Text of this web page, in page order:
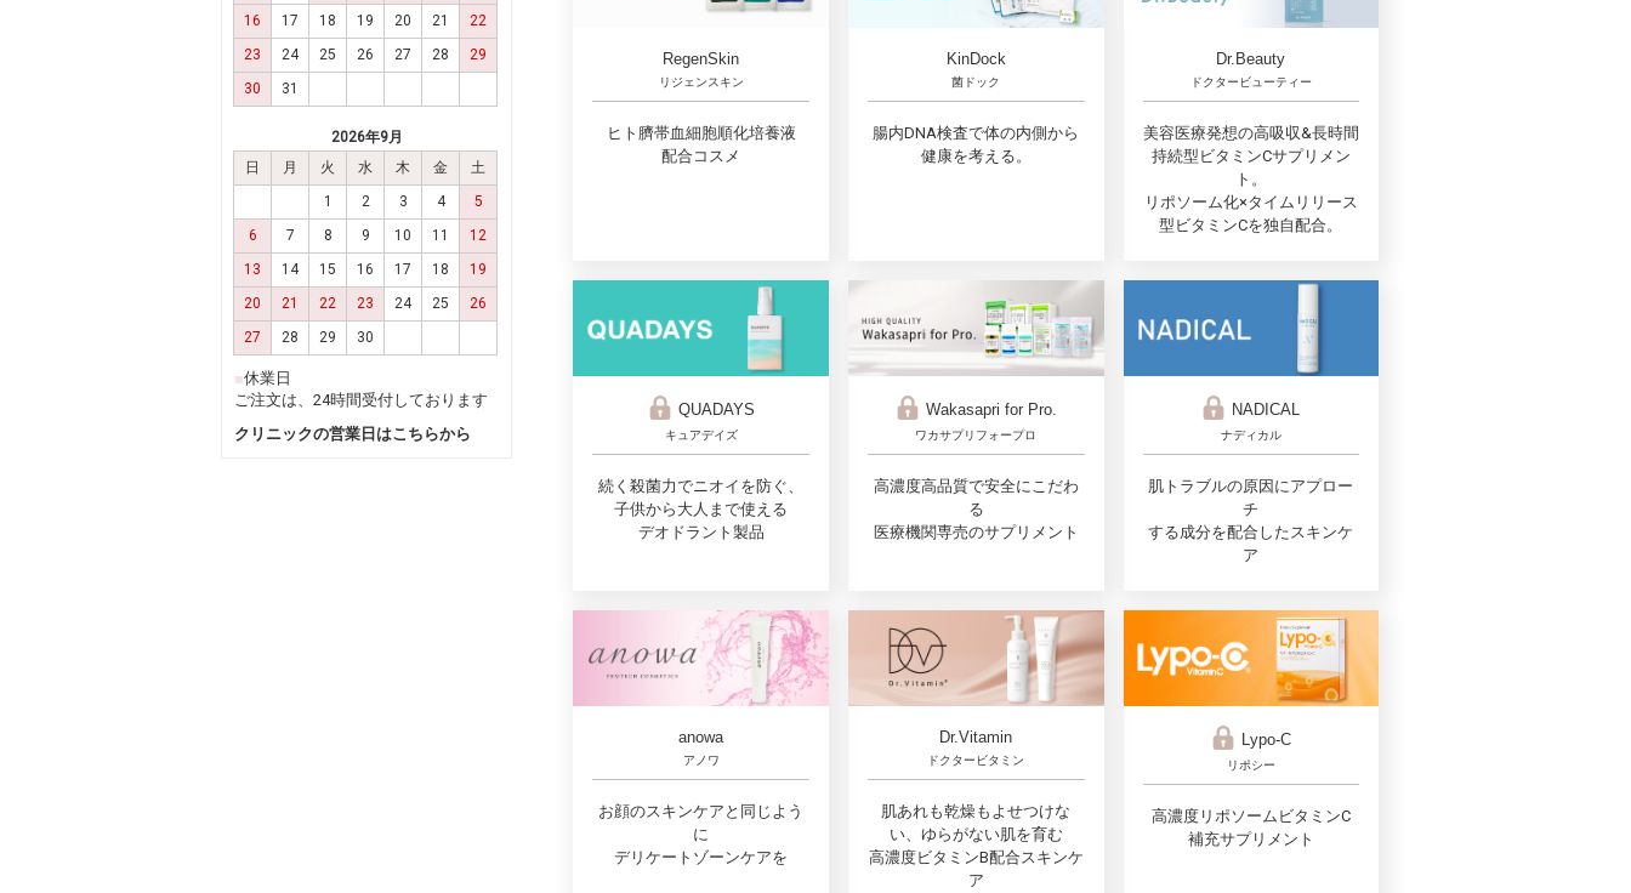
16
17 18 19 20 21
22
23
24 25 26 27 28
29
30
31
2026年9月
日
月 火 水 木 金
土
1
2 3 4
5
6
7 8 9 10 11
12
13
14 15 16 17 18
19
20
21 22 23 24 25
26
27
28 29 30
■休業日
ご注文は、24時間受付しております
クリニックの営業日はこちらから
RegenSkin
リジェンスキン
ヒト臍帯血細胞順化培養液
配合コスメ
KinDock
菌ドック
腸内DNA検査で体の内側から
健康を考える。
Dr.Beauty
ドクタービューティー
美容医療発想の高吸収&長時間
持続型ビタミンCサプリメン
ト。
リポソーム化×タイムリリース
型ビタミンCを独自配合。
QUADAYS
キュアデイズ
続く殺菌力でニオイを防ぐ、
子供から大人まで使える
デオドラント製品
Wakasapri for Pro.
ワカサプリフォープロ
高濃度高品質で安全にこだわ
る
医療機関専売のサプリメント
NADICAL
ナディカル
肌トラブルの原因にアプロー
チ
する成分を配合したスキンケ
ア
anowa
アノワ
お顔のスキンケアと同じよう
に
デリケートゾーンケアを
Dr.Vitamin
ドクタービタミン
肌あれも乾燥もよせつけな
い、ゆらがない肌を育む
高濃度ビタミンB配合スキンケ
ア
Lypo-C
リポシー
高濃度リポソームビタミンC
補充サプリメント